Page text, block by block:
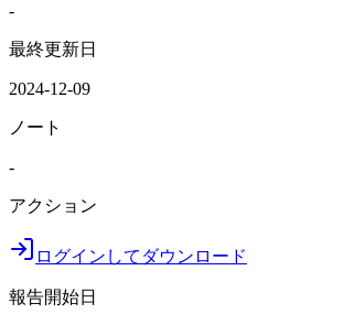
-
最終更新日
2024-12-09
ノート
-
アクション
ログインしてダウンロード
報告開始日